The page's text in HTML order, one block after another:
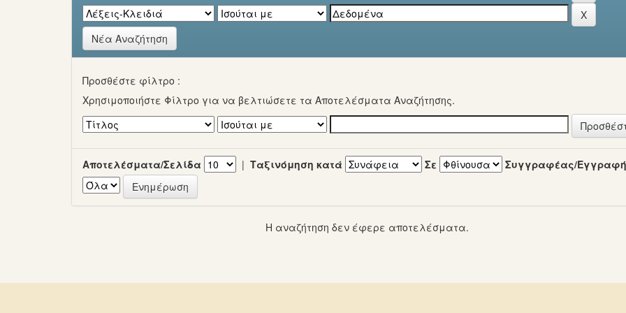
Νέα Αναζήτηση
Προσθέστε φίλτρο :
Χρησιμοποιήστε Φίλτρο για να βελτιώσετε τα Αποτελέσματα Αναζήτησης.
Αποτελέσματα/Σελίδα | Ταξινόμηση κατά Σε Συγγραφέας/Εγγραφή
Η αναζήτηση δεν έφερε αποτελέσματα.